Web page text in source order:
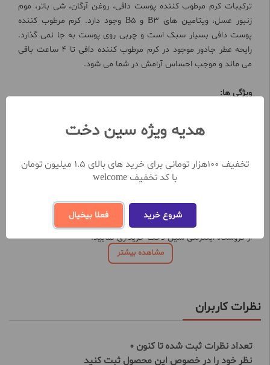
ترکیبات کرم مرطوب کننده پوست دافی، روغن آرگان، شی باتر، موم
زنبور عسل، ویتامین های B3 و B5 وجود دارد. کرم مرطوب کننده
پوست دافی بسیار سبک است و چربی روی پوست به جا نمی گذارد.
رایحه عطر جادور موجود در کرم مرطوب کننده دافی تا 4 ساعت باقی
می ماند و موجب احساس آرامش در شما می شود.
ویژگی ها:
با رایحه عطر محبوب جادور
حاوی روغن آرگان، شی باتر و ویتامین
خرید کرم عطری دست و ناخن دافی مدل جادور حجم 75 میل را می
توانید با تخفیف برای نرم و لطیف شدن پوست دست و تقویت ناخن
از فروشگاه اینترنتی سین دخت خریداری نمایید.
مشاهده بیشتر
نظرات کاربران
تعداد نظرات ثبت شده تا کنون 0
نظر خود را در خصوص این محصول ثبت کنید
هدیه ویژه سین دخت
تخفیف 100هزار تومانی برای خرید های بالای 1.5 میلیون تومان
با کد تخفیف welcome
شروع خرید فعلا بیخیال